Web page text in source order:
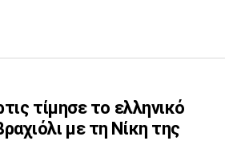
τίμησε το ελληνικό
με τη Νίκη της